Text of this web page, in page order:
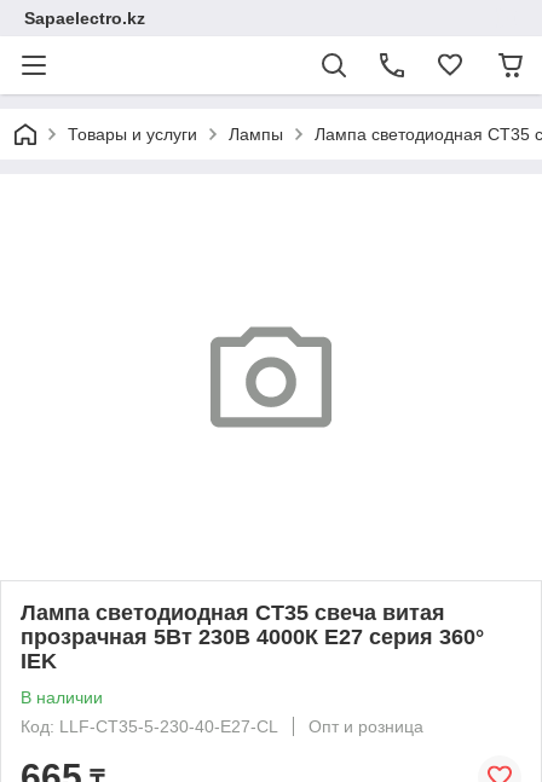
Sapaelectro.kz
Товары и услуги Лампы Лампа светодиодная CT35
Лампа светодиодная CT35 свеча витая
прозрачная 5Вт 230В 4000К E27 серия 360°
IEK
В наличии
Код: LLF-CT35-5-230-40-E27-CL
Опт и розница